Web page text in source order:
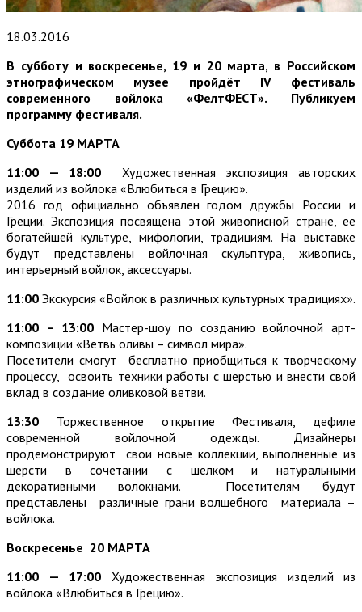
18.03.2016
В субботу и воскресенье, 19 и 20 марта, в Российском
этнографическом музее пройдёт IV фестиваль
современного войлока «ФелтФЕСТ». Публикуем
программу фестиваля.
Суббота 19 МАРТА
11:00 — 18:00 Художественная экспозиция авторских
изделий из войлока «Влюбиться в Грецию».
2016 год официально объявлен годом дружбы России и
Греции. Экспозиция посвящена этой живописной стране, ее
богатейшей культуре, мифологии, традициям. На выставке
будут представлены войлочная скульптура, живопись,
интерьерный войлок, аксессуары.
11:00 Экскурсия «Войлок в различных культурных традициях».
11:00 – 13:00 Мастер-шоу по созданию войлочной арт-
композиции «Ветвь оливы – символ мира».
Посетители смогут бесплатно приобщиться к творческому
процессу, освоить техники работы с шерстью и внести свой
вклад в создание оливковой ветви.
13:30 Торжественное открытие Фестиваля, дефиле
современной войлочной одежды. Дизайнеры
продемонстрируют свои новые коллекции, выполненные из
шерсти в сочетании с шелком и натуральными
декоративными волокнами. Посетителям будут
представлены различные грани волшебного материала –
войлока.
Воскресенье 20 МАРТА
11:00 — 17:00 Художественная экспозиция изделий из
войлока «Влюбиться в Грецию».